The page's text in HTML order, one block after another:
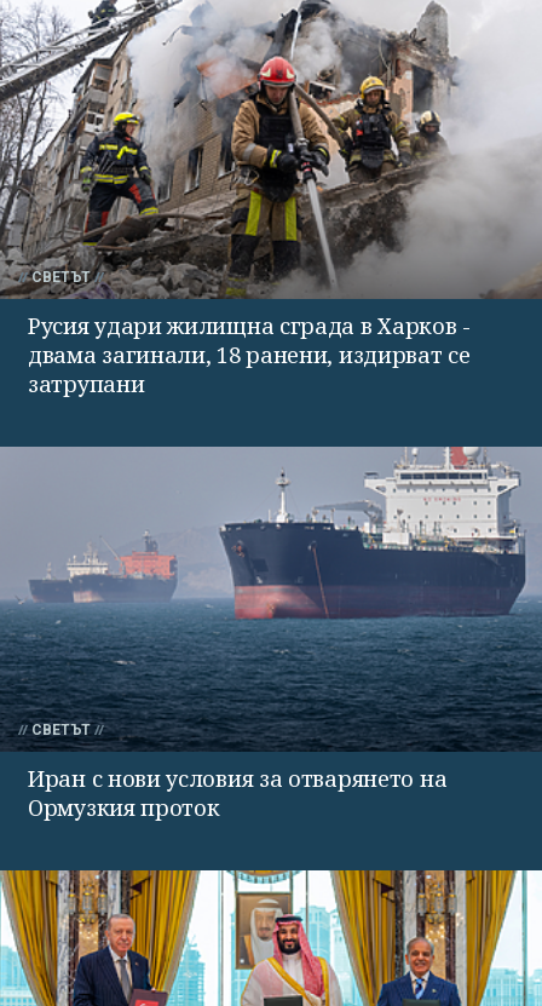
СВЕТЪТ
Русия удари жилищна сграда в Харков -
двама загинали, 18 ранени, издирват се
затрупани
СВЕТЪТ
Иран с нови условия за отварянето на
Ормузкия проток